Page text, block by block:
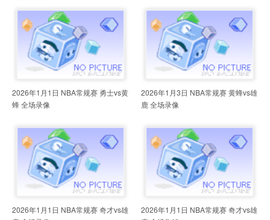
2026年1月1日 NBA常规赛 勇士vs黄
蜂 全场录像
2026年1月3日 NBA常规赛 黄蜂vs雄
鹿 全场录像
2026年1月1日 NBA常规赛 奇才vs雄
2026年1月1日 NBA常规赛 奇才vs雄